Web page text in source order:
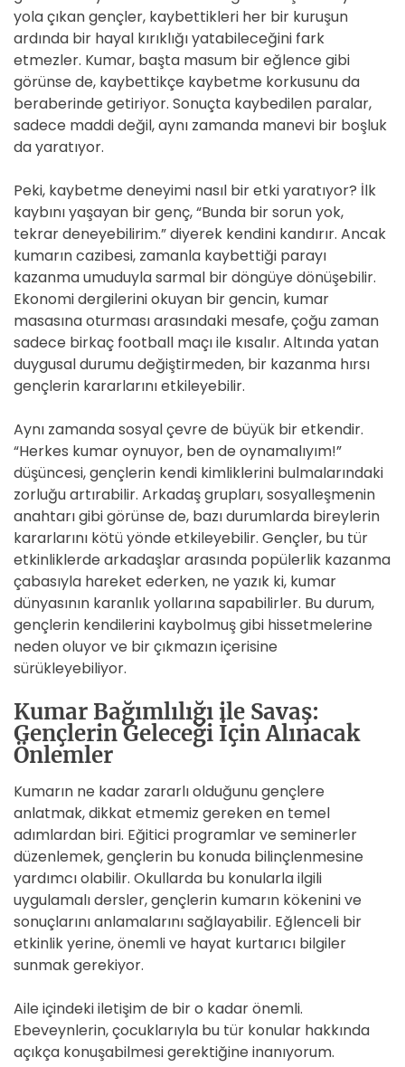
yola çıkan gençler, kaybettikleri her bir kuruşun
ardında bir hayal kırıklığı yatabileceğini fark
etmezler. Kumar, başta masum bir eğlence gibi
görünse de, kaybettikçe kaybetme korkusunu da
beraberinde getiriyor. Sonuçta kaybedilen paralar,
sadece maddi değil, aynı zamanda manevi bir boşluk
da yaratıyor.
Peki, kaybetme deneyimi nasıl bir etki yaratıyor? İlk
kaybını yaşayan bir genç, “Bunda bir sorun yok,
tekrar deneyebilirim.” diyerek kendini kandırır. Ancak
kumarın cazibesi, zamanla kaybettiği parayı
kazanma umuduyla sarmal bir döngüye dönüşebilir.
Ekonomi dergilerini okuyan bir gencin, kumar
masasına oturması arasındaki mesafe, çoğu zaman
sadece birkaç football maçı ile kısalır. Altında yatan
duygusal durumu değiştirmeden, bir kazanma hırsı
gençlerin kararlarını etkileyebilir.
Aynı zamanda sosyal çevre de büyük bir etkendir.
“Herkes kumar oynuyor, ben de oynamalıyım!”
düşüncesi, gençlerin kendi kimliklerini bulmalarındaki
zorluğu artırabilir. Arkadaş grupları, sosyalleşmenin
anahtarı gibi görünse de, bazı durumlarda bireylerin
kararlarını kötü yönde etkileyebilir. Gençler, bu tür
etkinliklerde arkadaşlar arasında popülerlik kazanma
çabasıyla hareket ederken, ne yazık ki, kumar
dünyasının karanlık yollarına sapabilirler. Bu durum,
gençlerin kendilerini kaybolmuş gibi hissetmelerine
neden oluyor ve bir çıkmazın içerisine
sürükleyebiliyor.
Kumar Bağımlılığı ile Savaş:
Gençlerin Geleceği İçin Alınacak
Önlemler
Kumarın ne kadar zararlı olduğunu gençlere
anlatmak, dikkat etmemiz gereken en temel
adımlardan biri. Eğitici programlar ve seminerler
düzenlemek, gençlerin bu konuda bilinçlenmesine
yardımcı olabilir. Okullarda bu konularla ilgili
uygulamalı dersler, gençlerin kumarın kökenini ve
sonuçlarını anlamalarını sağlayabilir. Eğlenceli bir
etkinlik yerine, önemli ve hayat kurtarıcı bilgiler
sunmak gerekiyor.
Aile içindeki iletişim de bir o kadar önemli.
Ebeveynlerin, çocuklarıyla bu tür konular hakkında
açıkça konuşabilmesi gerektiğine inanıyorum.